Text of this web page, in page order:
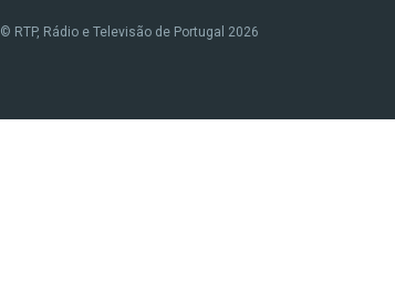
© RTP, Rádio e Televisão de Portugal 2026